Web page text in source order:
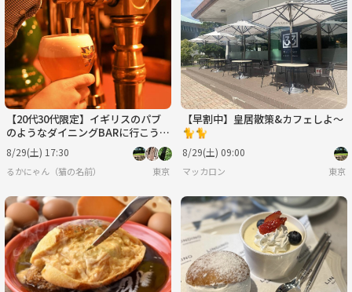
【20代30代限定】イギリスのパブ
のようなダイニングBARに行こう！
おすすめはビター＆ツイステッド
（イギリス）🐽🐽
8/29(土) 17:30
るかにゃん（猫の名前） 東京
【早割中】皇居散策&カフェしよ〜
🐈🐈
8/29(土) 09:00
マッカロン 東京